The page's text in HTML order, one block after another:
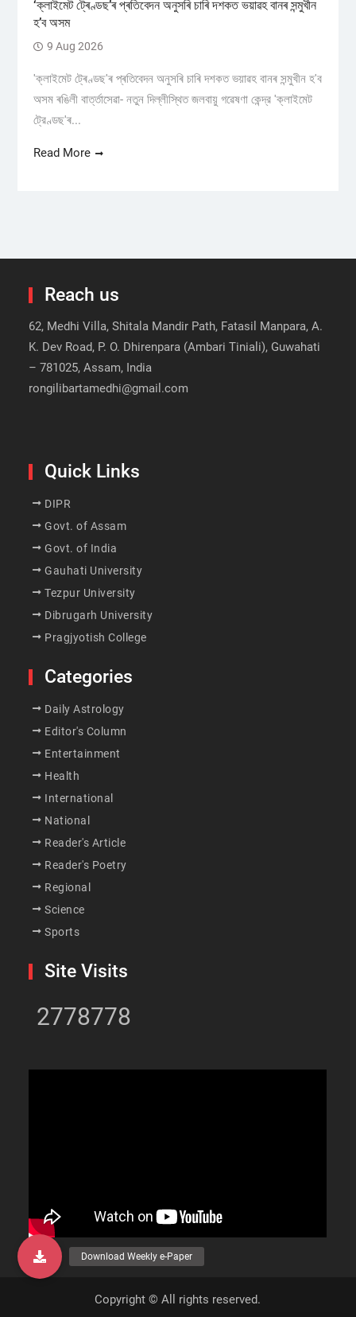
‘ক্লাইমেট ট্ৰেণ্ডছ’ৰ প্ৰতিবেদন অনুসৰি চাৰি দশকত ভয়াৱহ বানৰ সন্মুখীন
হ’ব অসম
9 Aug 2026
'ক্লাইমেট ট্ৰেণ্ডছ'ৰ প্ৰতিবেদন অনুসৰি চাৰি দশকত ভয়াৱহ বানৰ সন্মুখীন হ'ব
অসম ৰঙিলী বাৰ্ত্তাসেৱা- নতুন দিল্লীস্থিত জলবায়ু গৱেষণা কেন্দ্র 'ক্লাইমেট
ট্রেণ্ডছ'ৰ...
Read More
Reach us
62, Medhi Villa, Shitala Mandir Path, Fatasil Manpara, A.
K. Dev Road, P. O. Dhirenpara (Ambari Tiniali), Guwahati
– 781025, Assam, India
rongilibartamedhi@gmail.com
Quick Links
DIPR
Govt. of Assam
Govt. of India
Gauhati University
Tezpur University
Dibrugarh University
Pragjyotish College
Categories
Daily Astrology
Editor's Column
Entertainment
Health
International
National
Reader's Article
Reader's Poetry
Regional
Science
Sports
Site Visits
2778778
Copyright © All rights reserved.